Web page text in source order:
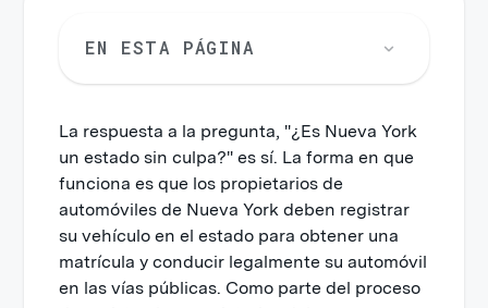
La respuesta a la pregunta, "¿Es Nueva York
un estado sin culpa?" es sí. La forma en que
funciona es que los propietarios de
automóviles de Nueva York deben registrar
su vehículo en el estado para obtener una
matrícula y conducir legalmente su automóvil
en las vías públicas. Como parte del proceso
EN ESTA PÁGINA
Gastos médicos
Otros gastos razonables y necesarios
Salarios perdidos
Gastos de entierro